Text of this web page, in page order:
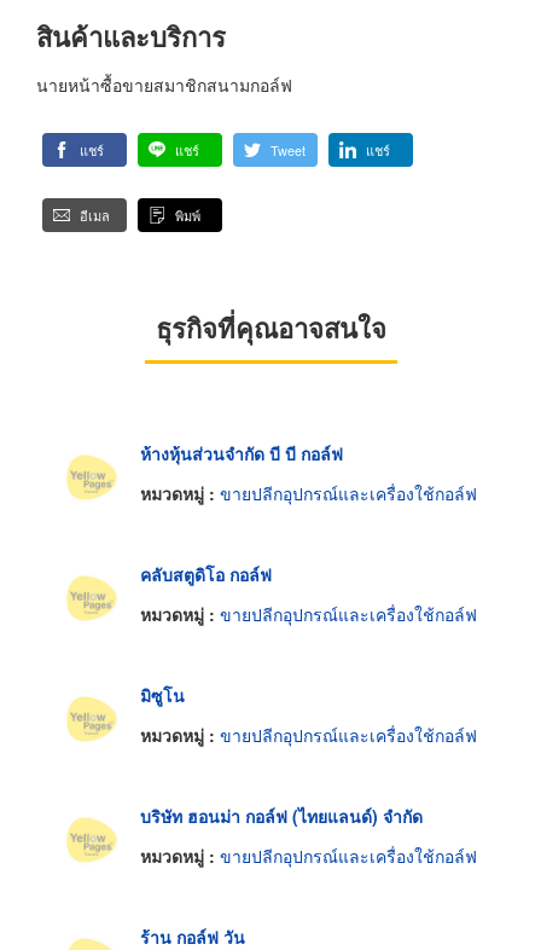
สินค้าและบริการ
นายหน้าซื้อขายสมาชิกสนามกอล์ฟ
แชร์ แชร์ Tweet แชร์
อีเมล พิมพ์
ธุรกิจที่คุณอาจสนใจ
ห้างหุ้นส่วนจำกัด บี บี กอล์ฟ
หมวดหมู่ : ขายปลีกอุปกรณ์และเครื่องใช้กอล์ฟ
คลับสตูดิโอ กอล์ฟ
หมวดหมู่ : ขายปลีกอุปกรณ์และเครื่องใช้กอล์ฟ
มิซูโน
หมวดหมู่ : ขายปลีกอุปกรณ์และเครื่องใช้กอล์ฟ
บริษัท ฮอนม่า กอล์ฟ (ไทยแลนด์) จำกัด
หมวดหมู่ : ขายปลีกอุปกรณ์และเครื่องใช้กอล์ฟ
ร้าน กอล์ฟ วัน